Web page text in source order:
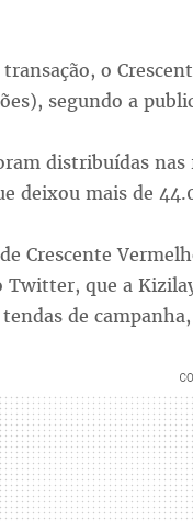
transação, o
segundo a
distribuídas
deixou mais de
Crescente
Twitter, que a
de